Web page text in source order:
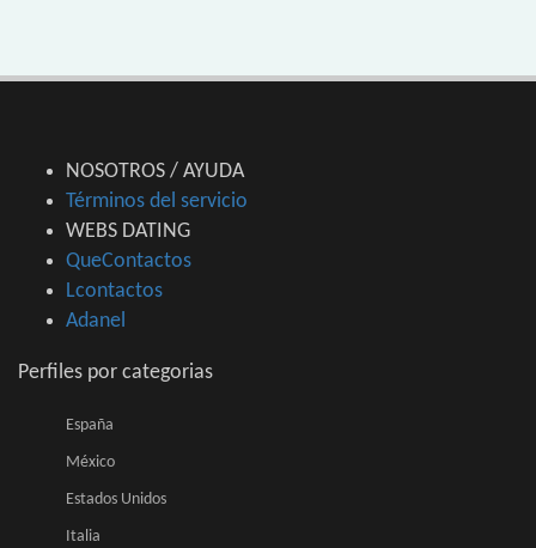
NOSOTROS / AYUDA
Términos del servicio
WEBS DATING
QueContactos
Lcontactos
Adanel
Perfiles por categorias
España
México
Estados Unidos
Italia